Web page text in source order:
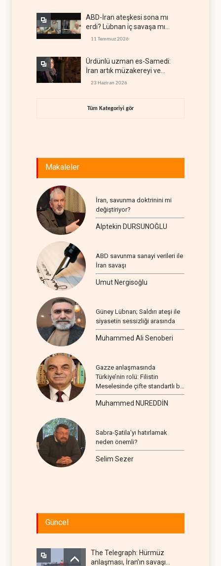
ABD-İran ateşkesi sona mı
erdi? Lübnan iç savaşa mı
gidiyor?
11 Temmuz 2026
Ürdünlü uzman es-Samedi:
İran artık müzakereyi ve
çatışmayı aynı anda yürütüyor
23 Haziran 2026
Tüm Kategoriyi gör
Makaleler
İran, savunma doktrinini mi
değiştiriyor?
Alptekin DURSUNOĞLU
ABD savunma sanayi verileri ile
İran savaşı
Umut Nergisoğlu
Güney Lübnan; Saldırı ateşi ile
siyasetin sessizliği arasında
Muhammed Ali Senoberi
Gazze anlaşmasında
Türkiye’nin rolü: Filistin
Meselesinde çifte standartlı bir
seyir
Muhammed NUREDDİN
Sabra-Şatila’yı hatırlamak
neden önemli?
Selim Sezer
Güncel
The Telegraph: Hürmüz
anlaşması, İran’ın savaşı